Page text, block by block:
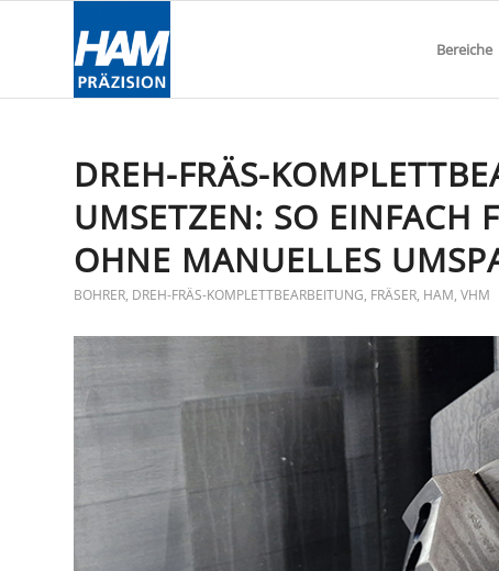
Bereiche
DREH-FRÄS-
UMSETZEN: SO EINFACH
OHNE MANUELLES
BOHRER, DREH-FRÄS-KOMPLETTBEARBEITUNG, FRÄSER, HAM, VHM